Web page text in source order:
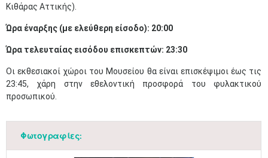
Κιθάρας Αττικής).​
Ώρα έναρξης (με ελεύθερη είσοδο): 20:00
Ώρα τελευταίας εισόδου επισκεπτών: 23:30
Οι εκθεσιακοί χώροι του Μουσείου θα είναι επισκέψιμοι έως τις
23:45, χάρη στην εθελοντική προσφορά του φυλακτικού
προσωπικού.
Φωτογραφίες: